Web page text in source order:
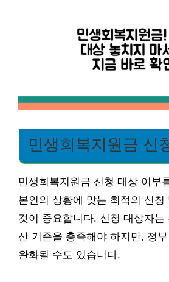
민생회복지원금 신
민생회복지원금 신청 대상 여부
본인의 상황에 맞는 최적의 신청
것이 중요합니다. 신청 대상자는
산 기준을 충족해야 하지만, 정
완화될 수도 있습니다.